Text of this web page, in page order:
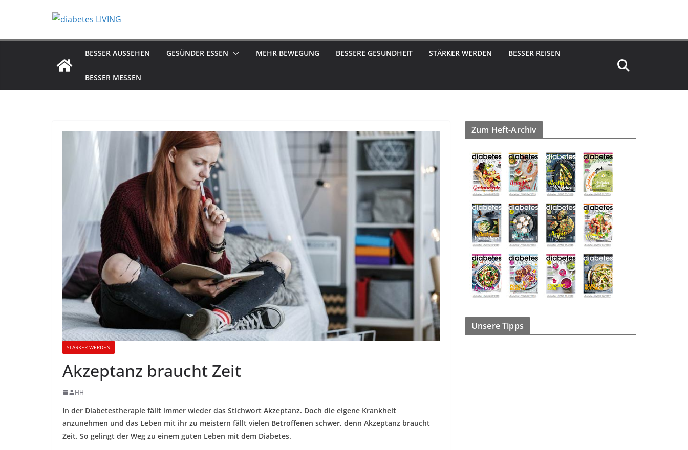
BESSER AUSSEHEN GESÜNDER ESSEN MEHR BEWEGUNG BESSERE GESUNDHEIT STÄRKER WERDEN BESSER REISEN
BESSER MESSEN
STÄRKER WERDEN
Akzeptanz braucht Zeit
HH
In der Diabetestherapie fällt immer wieder das Stichwort Akzeptanz. Doch die eigene Krankheit
anzunehmen und das Leben mit ihr zu meistern fällt vielen Betroffenen schwer, denn Akzeptanz braucht
Zeit. So gelingt der Weg zu einem guten Leben mit dem Diabetes.
Zum Heft-Archiv
Unsere Tipps